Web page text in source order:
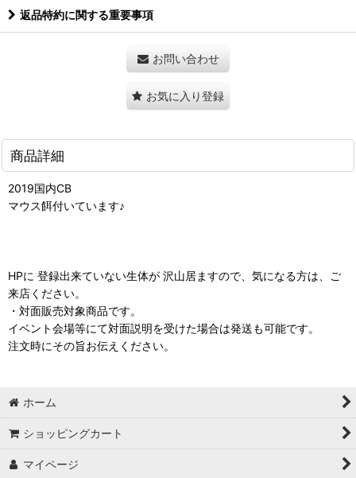
返品特約に関する重要事項
お問い合わせ
お気に入り登録
商品詳細
2019国内CB
マウス餌付いています♪
HPに 登録出来ていない生体が 沢山居ますので、気になる方は、ご
来店ください。
・対面販売対象商品です。
イベント会場等にて対面説明を受けた場合は発送も可能です。
注文時にその旨お伝えください。
ホーム
ショッピングカート
マイページ